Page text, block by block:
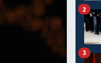
2
3